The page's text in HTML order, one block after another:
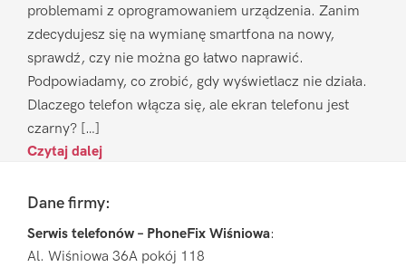
problemami z oprogramowaniem urządzenia. Zanim
zdecydujesz się na wymianę smartfona na nowy,
sprawdź, czy nie można go łatwo naprawić.
Podpowiadamy, co zrobić, gdy wyświetlacz nie działa.
Dlaczego telefon włącza się, ale ekran telefonu jest
czarny? […]
Czytaj dalej
FooterDane firmy:
Serwis telefonów – PhoneFix Wiśniowa:
Al. Wiśniowa 36A pokój 118